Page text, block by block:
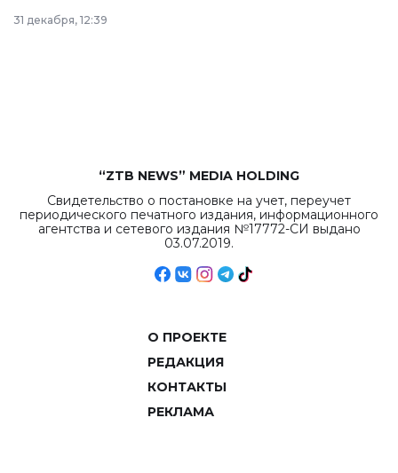
в Астане из
республиканского
31 декабря, 12:39
“ZTB NEWS” MEDIA HOLDING
Свидетельство о постановке на учет, переучет
периодического печатного издания, информационного
агентства и сетевого издания №17772-СИ выдано
03.07.2019.
О ПРОЕКТЕ
РЕДАКЦИЯ
КОНТАКТЫ
РЕКЛАМА